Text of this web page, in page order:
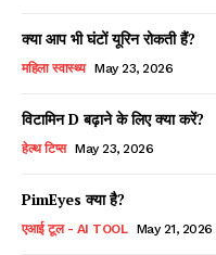
क्या आप भी घंटों यूरिन रोकती हैं?
महिला स्वास्थ्य May 23, 2026
विटामिन D बढ़ाने के लिए क्या करें?
हेल्थ टिप्स May 23, 2026
PimEyes क्या है?
एआई टूल - AI TOOL May 21, 2026